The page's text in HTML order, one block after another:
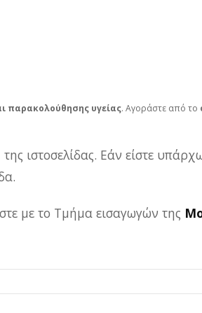
παρακολούθησης υγείας. Αγοράστε από το
ιστοσελίδας. Εάν είστε
με το Τμήμα εισαγωγών της